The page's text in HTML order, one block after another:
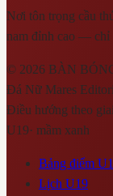
Nơi tôn trọng cầu
nam đỉnh cao — chỉ
© 2026 BÀN
Đá Nữ Mares
Điều hướng theo
U19· mầm xanh
Bảng điểm
Lịch U19